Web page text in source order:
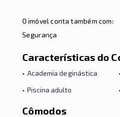
O imóvel conta também com:
Segurança
Características do
• Academia de ginástica •
• Piscina adulto •
Cômodos